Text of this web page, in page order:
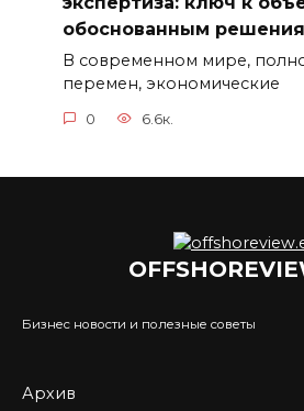
обоснованным
В современном мире,
перемен, экономические
0 6.6к.
Бизнес новости и полезные советы
Архив